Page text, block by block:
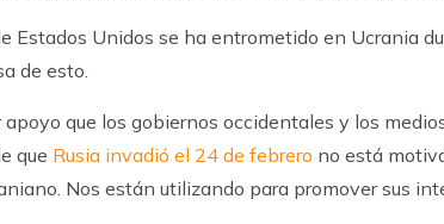
Estados Unidos se ha entrometido en Ucrania
de esto.
apoyo que los gobiernos occidentales y los
que Rusia invadió el 24 de febrero no está
Nos están utilizando para promover sus